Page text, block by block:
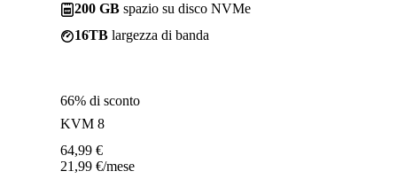
200 GB spazio su disco NVMe
16TB largezza di banda
66% di sconto
KVM 8
64,99 €
21,99 €/mese